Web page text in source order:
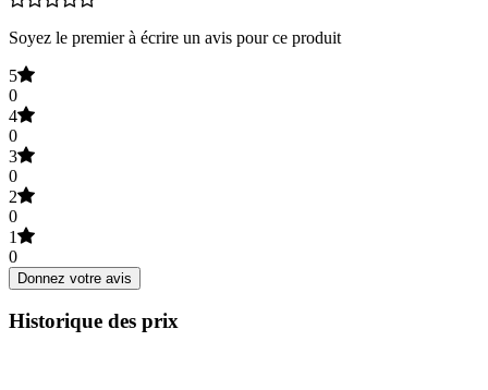
Soyez le premier à écrire un avis pour ce produit
5
0
4
0
3
0
2
0
1
0
Donnez votre avis
Historique des prix